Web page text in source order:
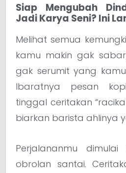
Siap Mengubah
Jadi Karya Seni? Ini
Melihat semua
kamu makin gak
gak serumit yang
Ibaratnya pesan
tinggal ceritakan
biarkan barista ahlinya
Perjalananmu
obrolan santai.